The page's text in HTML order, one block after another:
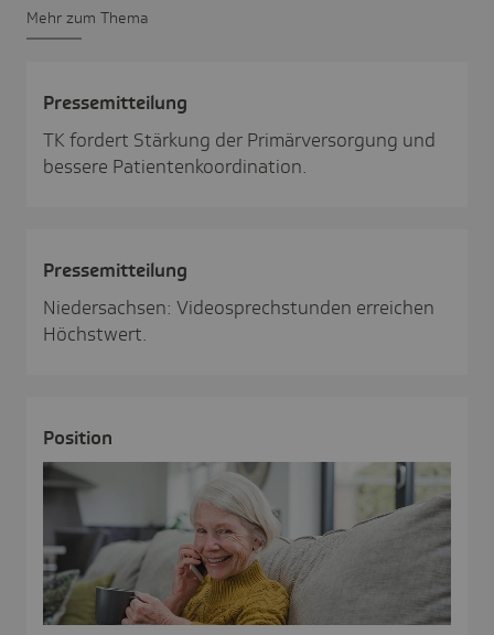
Mehr zum Thema
Pres­se­mit­tei­lung
TK fordert Stärkung der Primärversorgung und
bessere Patientenkoordination.
Pres­se­mit­tei­lung
Niedersachsen: Videosprechstunden erreichen
Höchstwert.
Posi­tion